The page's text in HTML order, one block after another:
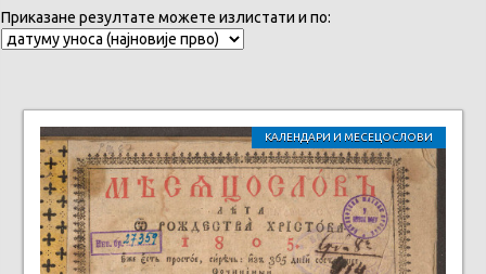
Приказане резултате можете излистати и по:
КАЛЕНДАРИ И МЕСЕЦОСЛОВИ